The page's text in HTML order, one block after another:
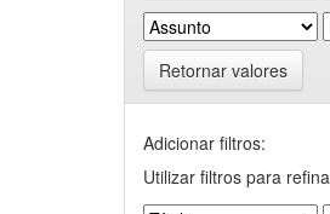
Retornar valores
Adicionar filtros:
Utilizar filtros para